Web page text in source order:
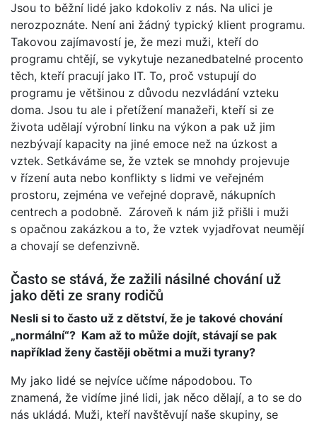
Jsou to běžní lidé jako kdokoliv z nás. Na ulici je
nerozpoznáte. Není ani žádný typický klient programu.
Takovou zajímavostí je, že mezi muži, kteří do
programu chtějí, se vykytuje nezanedbatelné procento
těch, kteří pracují jako IT. To, proč vstupují do
programu je většinou z důvodu nezvládání vzteku
doma. Jsou tu ale i přetížení manažeři, kteří si ze
života udělají výrobní linku na výkon a pak už jim
nezbývají kapacity na jiné emoce než na úzkost a
vztek. Setkáváme se, že vztek se mnohdy projevuje
v řízení auta nebo konflikty s lidmi ve veřejném
prostoru, zejména ve veřejné dopravě, nákupních
centrech a podobně. Zároveň k nám již přišli i muži
s opačnou zakázkou a to, že vztek vyjadřovat neumějí
a chovají se defenzivně.
Často se stává, že zažili násilné chování už
jako děti ze srany rodičů
Nesli si to často už z dětství, že je takové chování
„normální“? Kam až to může dojít, stávají se pak
například ženy častěji obětmi a muži tyrany?
My jako lidé se nejvíce učíme nápodobou. To
znamená, že vidíme jiné lidi, jak něco dělají, a to se do
nás ukládá. Muži, kteří navštěvují naše skupiny, se